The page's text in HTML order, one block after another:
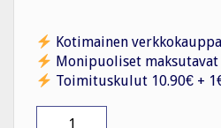
Kotimainen verkkokauppa
Monipuoliset maksutavat
Toimituskulut 10.90€ +